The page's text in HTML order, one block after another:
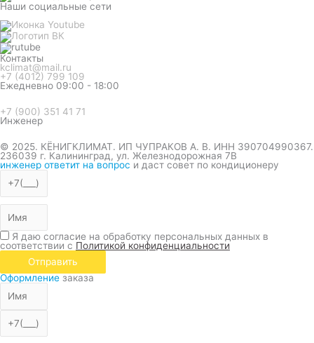
Наши социальные сети
Контакты
kclimat@mail.ru
+7 (4012) 799 109
Ежедневно 09:00 - 18:00
+7 (900) 351 41 71
Инженер
© 2025. КЁНИГКЛИМАТ. ИП ЧУПРАКОВ А. В. ИНН 390704990367.
236039 г. Калининград, ул. Железнодорожная 7В
инженер ответит на вопрос и даст совет по кондиционеру
Я даю согласие на обработку персональных данных в
соответствии с Политикой конфиденциальности
Отправить
Оформление заказа